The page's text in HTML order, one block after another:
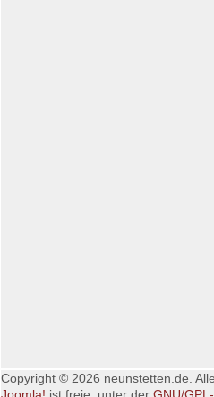
Copyright © 2026 neunstetten.de.